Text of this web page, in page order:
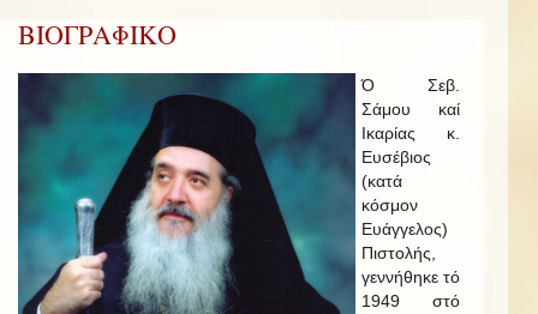
ΒΙΟΓΡΑΦΙΚΟ
Ό Σεβ.
Σάμου καί
Ικαρίας κ.
Ευσέβιος
(κατά
κόσμον
Ευάγγελος)
Πιστολής,
γεννήθηκε τό
1949 στό